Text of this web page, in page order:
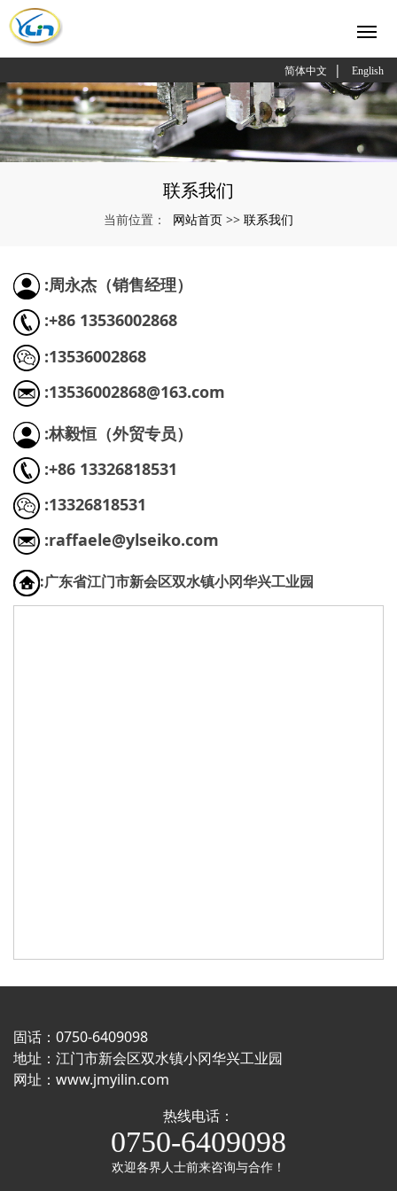
简体中文 | English
联系我们
当前位置： 网站首页 >> 联系我们
:周永杰（销售经理）
:+86 13536002868
:13536002868
:13536002868@163.com
:林毅恒（外贸专员）
:+86 13326818531
:13326818531
:raffaele@ylseiko.com
:广东省江门市新会区双水镇小冈华兴工业园
固话：0750-6409098
地址：江门市新会区双水镇小冈华兴工业园
网址： www.jmyilin.com
热线电话：
0750-6409098
欢迎各界人士前来咨询与合作！